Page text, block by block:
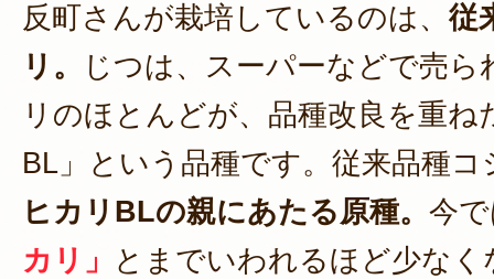
反町さんが栽培しているのは、 従
リ。
じつは、スーパーなどで売
リのほとんどが、品種改良を重ね
BL」という品種です。従来品種
ヒカリBLの親にあたる原種。 今
カリ」
とまでいわれるほど少な